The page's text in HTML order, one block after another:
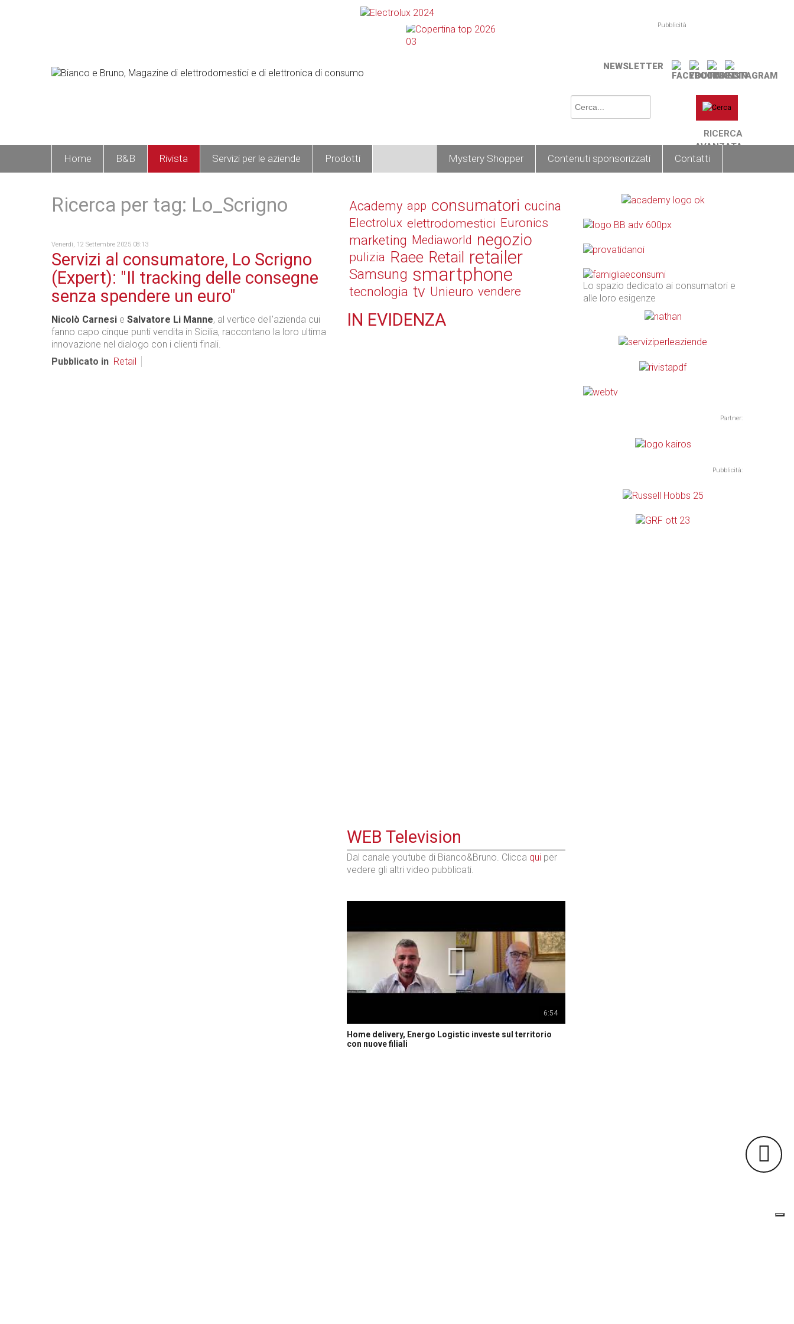
Pubblicità
NEWSLETTER
RICERCA
AVANZATA
Home B&B Rivista Servizi per le aziende Prodotti Mystery Shopper Contenuti sponsorizzati Contatti
Ricerca per tag: Lo_Scrigno
Venerdì, 12 Settembre 2025 08:13
Servizi al consumatore, Lo Scrigno
(Expert): "Il tracking delle consegne
senza spendere un euro"
Nicolò Carnesi e Salvatore Li Manne, al vertice dell'azienda cui
fanno capo cinque punti vendita in Sicilia, raccontano la loro ultima
innovazione nel dialogo con i clienti finali.
Pubblicato in Retail
Academy app consumatori cucina
Electrolux elettrodomestici Euronics
marketing Mediaworld negozio
pulizia Raee Retail retailer
Samsung smartphone
tecnologia tv Unieuro vendere
IN EVIDENZA
WEB Television
Dal canale youtube di Bianco&Bruno. Clicca qui per
vedere gli altri video pubblicati.
6:54
Home delivery, Energo Logistic investe sul territorio
con nuove filiali
Lo spazio dedicato ai consumatori e
alle loro esigenze
Partner:
Pubblicità: